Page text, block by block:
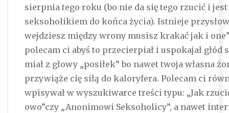
sierpnia tego roku (bo nie da się tego rzucić i jest
seksoholikiem do końca życia). Istnieje
wejdziesz między wrony musisz krakać jak i
polecam ci abyś to przecierpiał i uspokajał głód
miał z głowy „posiłek” bo nawet twoja własna
przywiąże cię siłą do kaloryfera. Polecam ci
wpisywał w wyszukiwarce treści typu: „Jak
owo”czy „Anonimowi Seksoholicy”, a nawet